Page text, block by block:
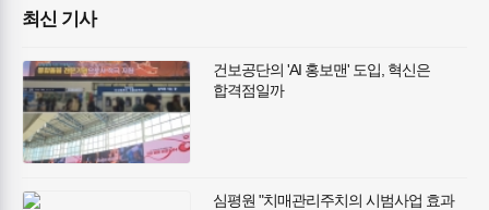
최신 기사
건보공단의 'AI 홍보맨' 도입, 혁신은
합격점일까
심평원 "치매관리주치의 시범사업 효과